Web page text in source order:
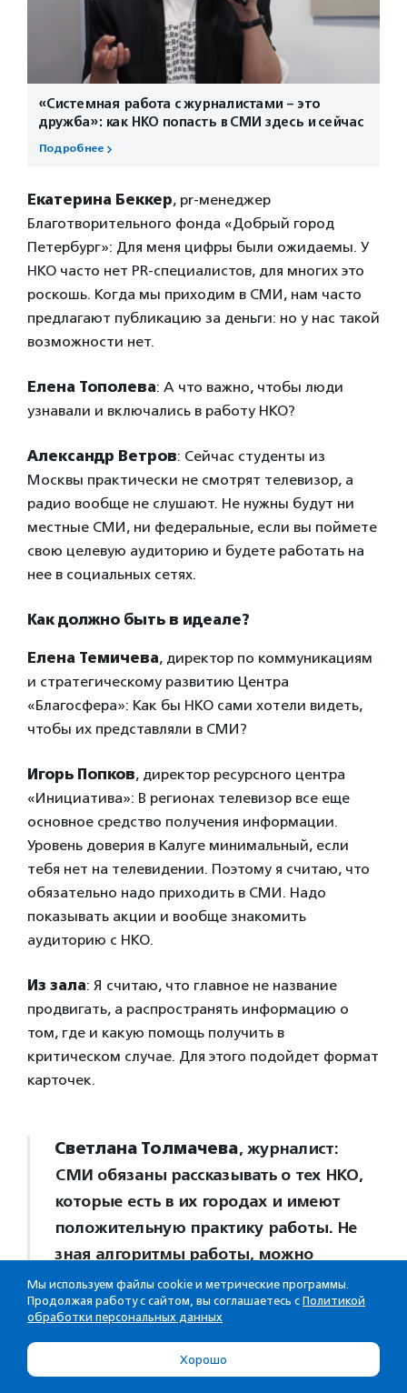
«Системная работа с журналистами – это
дружба»: как НКО попасть в СМИ здесь и сейчас
Подробнее
Екатерина Беккер, pr-менеджер
Благотворительного фонда «Добрый город
Петербург»: Для меня цифры были ожидаемы. У
НКО часто нет PR-специалистов, для многих это
роскошь. Когда мы приходим в СМИ, нам часто
предлагают публикацию за деньги: но у нас такой
возможности нет.
Елена Тополева: А что важно, чтобы люди
узнавали и включались в работу НКО?
Александр Ветров: Сейчас студенты из
Москвы практически не смотрят телевизор, а
радио вообще не слушают. Не нужны будут ни
местные СМИ, ни федеральные, если вы поймете
свою целевую аудиторию и будете работать на
нее в социальных сетях.
Как должно быть в идеале?
Елена Темичева, директор по коммуникациям
и стратегическому развитию Центра
«Благосфера»: Как бы НКО сами хотели видеть,
чтобы их представляли в СМИ?
Игорь Попков, директор ресурсного центра
«Инициатива»: В регионах телевизор все еще
основное средство получения информации.
Уровень доверия в Калуге минимальный, если
тебя нет на телевидении. Поэтому я считаю, что
обязательно надо приходить в СМИ. Надо
показывать акции и вообще знакомить
аудиторию с НКО.
Из зала: Я считаю, что главное не название
продвигать, а распространять информацию о
том, где и какую помощь получить в
критическом случае. Для этого подойдет формат
карточек.
Светлана Толмачева, журналист:
СМИ обязаны рассказывать о тех НКО,
которые есть в их городах и имеют
положительную практику работы. Не
зная алгоритмы работы, можно
напороться на мошенников, которые
под видом НКО продвигают себя в
информацию в интернете, то узнает о
Мы используем файлы cookie и метрические программы.
Продолжая работу с сайтом, вы соглашаетесь с Политикой
обработки персональных данных
Хорошо